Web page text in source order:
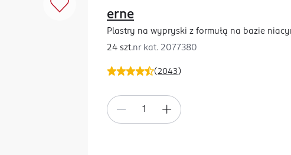
(2043 )
erne
Plastry na wypryski z formułą na bazie
24 szt.nr kat. 2077380